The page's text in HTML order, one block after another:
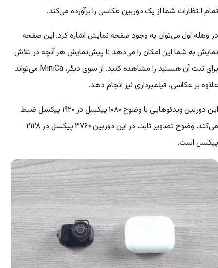
تمام انتظارات شما از یک دوربین عکاسی را برآورده می‌کند.
در وهله اول می‌توان به وجود صفحه نمایش اشاره کرد. این صفحه
نمایش به شما این امکان را می‌دهد تا پیش‌نمایش هر آنچه در تلاش
برای ثبت آن هستید را مشاهده کنید. از سوی دیگر، MiniCa می‌تواند
علاوه بر عکاسی، فیلمبرداری نیز انجام دهد.
این دوربین ویدئوهایی با وضوح ۱۰۸۰ پیکسل در ۱۹۲۰ پیکسل ضبط
می‌کند. وضوح تصاویر ثابت در این دوربین ۳۷۶۰ پیکسل در ۲۱۲۸
پیکسل است.